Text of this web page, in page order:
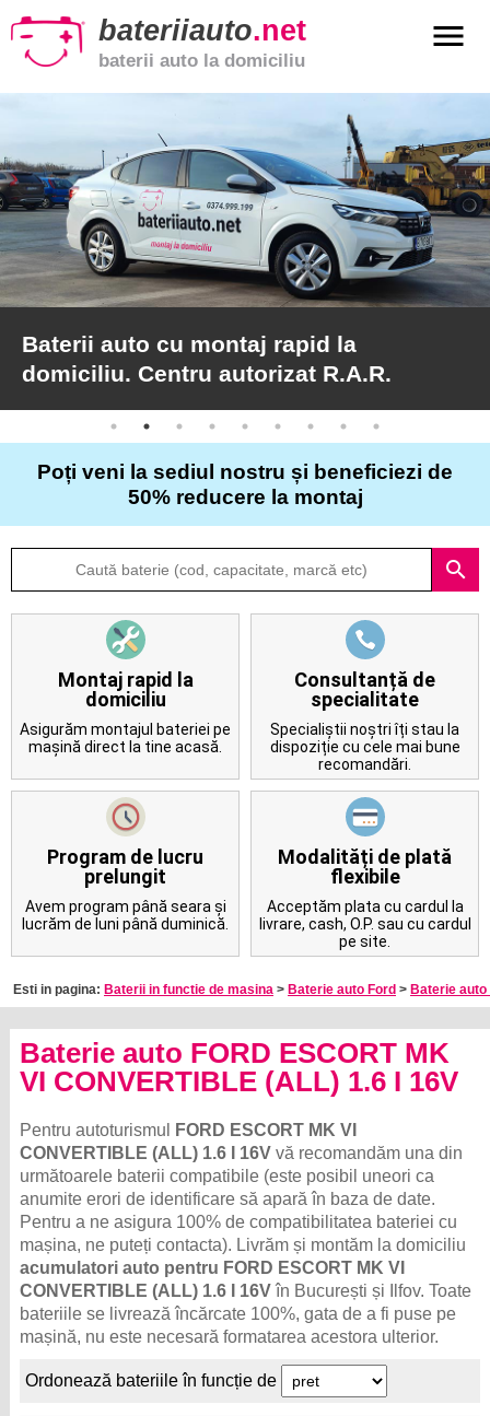
bateriiauto.net
baterii auto la domiciliu
menu
Baterii
moto
Baterii
de
camion
Articole
Despre
Contact
Centru autorizat R.A.R., montaj la
domiciliu, validare garanție pe loc.
Poți veni la sediul nostru și beneficiezi de
50% reducere la montaj
search
Montaj rapid la
domiciliu
Asigurăm montajul bateriei pe
mașină direct la tine acasă.
Consultanță de
specialitate
Specialiștii noștri îți stau la
dispoziție cu cele mai bune
recomandări.
Program de lucru
prelungit
Avem program până seara și
lucrăm de luni până duminică.
Modalități de plată
flexibile
Acceptăm plata cu cardul la
livrare, cash, O.P. sau cu cardul
pe site.
Esti in pagina: Baterii in functie de masina > Baterie auto Ford > Baterie
Baterie auto FORD ESCORT MK
VI CONVERTIBLE (ALL) 1.6 I 16V
Pentru autoturismul
FORD ESCORT MK VI
CONVERTIBLE (ALL) 1.6 I 16V vă recomandăm una din
următoarele baterii compatibile (este posibil uneori ca
anumite erori de identificare să apară în baza de date.
Pentru a ne asigura 100% de compatibilitatea bateriei cu
mașina, ne puteți contacta). Livrăm și montăm la domiciliu
acumulatori auto pentru FORD ESCORT MK VI
CONVERTIBLE (ALL) 1.6 I 16Vîn București și Ilfov. Toate
bateriile se livrează încărcate 100%, gata de a fi puse pe
mașină, nu este necesară formatarea acestora ulterior.
Ordonează bateriile în funcție de